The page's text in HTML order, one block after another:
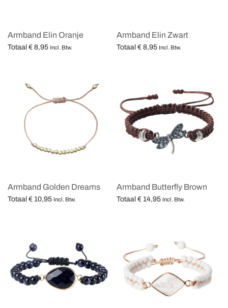
Armband Elin Oranje
Totaal € 8,95 Incl. Btw.
Armband Elin Zwart
Totaal € 8,95 Incl. Btw.
Armband Golden Dreams
Totaal € 10,95 Incl. Btw.
Armband Butterfly Brown
Totaal € 14,95 Incl. Btw.